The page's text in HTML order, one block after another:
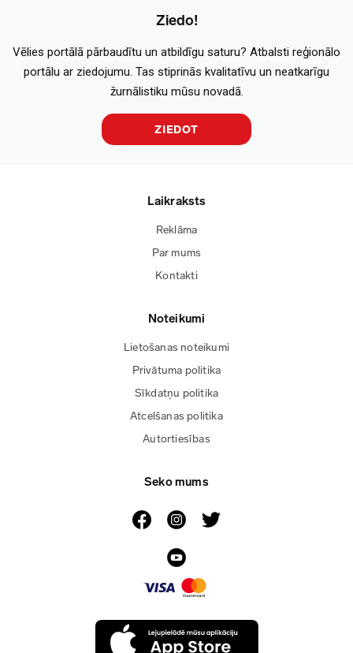
Ziedo!
Vēlies portālā pārbaudītu un atbildīgu saturu? Atbalsti reģionālo
portālu ar ziedojumu. Tas stiprinās kvalitatīvu un neatkarīgu
žurnālistiku mūsu novadā.
ZIEDOT
Laikraksts
Reklāma
Par mums
Kontakti
Noteikumi
Lietošanas noteikumi
Privātuma politika
Sīkdatņu politika
Atcelšanas politika
Autortiesības
Seko mums